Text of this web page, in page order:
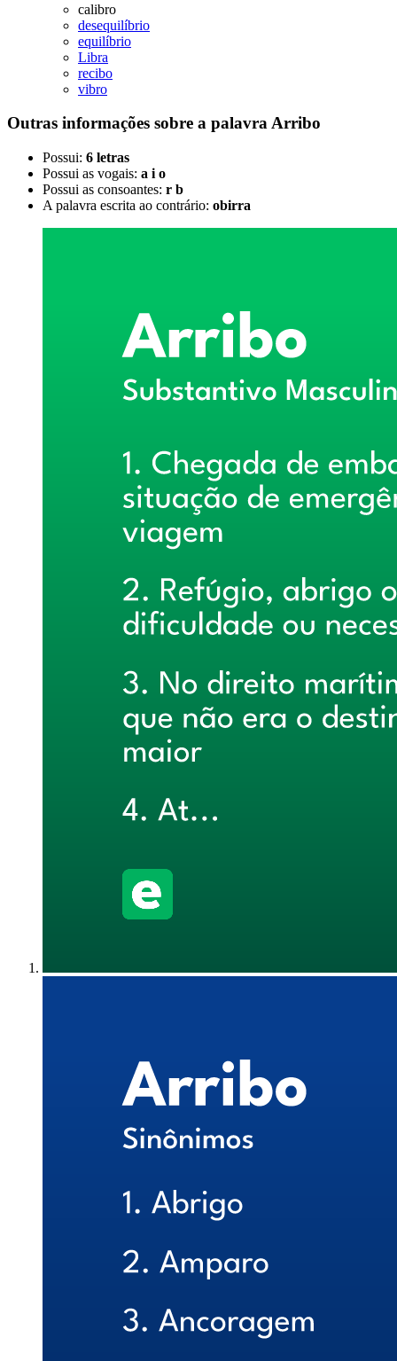
calibro
desequilíbrio
equilíbrio
Libra
recibo
vibro
Outras informações sobre a palavraArribo
Possui: 6 letras
Possui as vogais: a i o
Possui as consoantes: r b
A palavra escrita ao contrário: obirra